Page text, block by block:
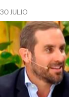
30 JULIO